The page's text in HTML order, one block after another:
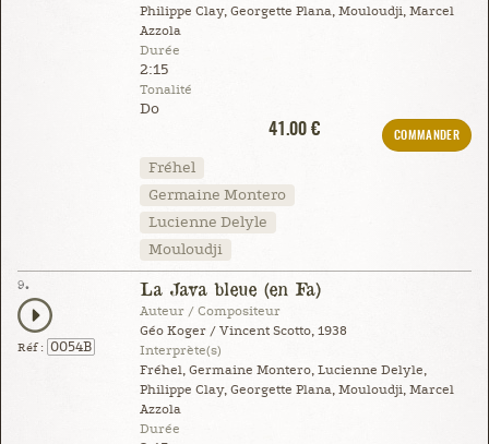
Philippe Clay, Georgette Plana, Mouloudji, Marcel
Azzola
Durée
2:15
Tonalité
Do
41.00 €
COMMANDER
Fréhel
Germaine Montero
Lucienne Delyle
Mouloudji
9.
Réf : 0054B
La Java bleue (en Fa)
Auteur / Compositeur
Géo Koger / Vincent Scotto, 1938
Interprète(s)
Fréhel, Germaine Montero, Lucienne Delyle,
Philippe Clay, Georgette Plana, Mouloudji, Marcel
Azzola
Durée